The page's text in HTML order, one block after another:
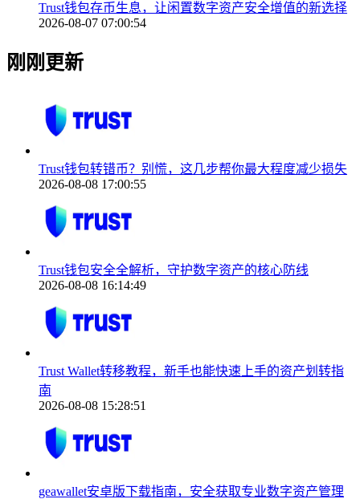
Trust钱包存币生息，让闲置数字资产安全增值的新选择
2026-08-07 07:00:54
刚刚更新
Trust钱包转错币？别慌，这几步帮你最大程度减少损失
2026-08-08 17:00:55
Trust钱包安全全解析，守护数字资产的核心防线
2026-08-08 16:14:49
Trust Wallet转移教程，新手也能快速上手的资产划转指
南
2026-08-08 15:28:51
geawallet安卓版下载指南，安全获取专业数字资产管理